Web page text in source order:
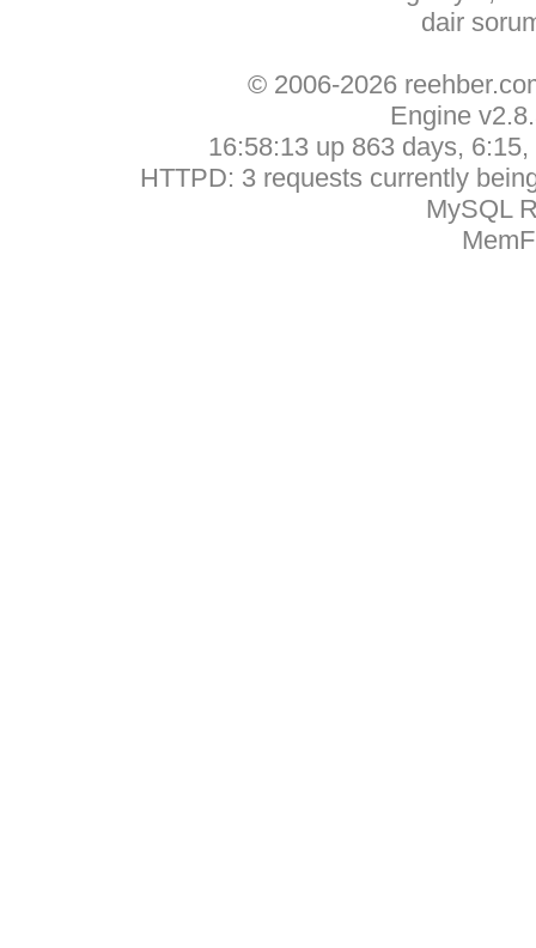
dair
© 2006-2026
Engine
16:58:13 up 863 days,
HTTPD: 3 requests currently
MySQL